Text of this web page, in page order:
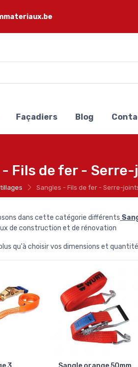
Façadiers Blog
- Fils de fer -
Sangles - Fils de fer - Serre-
dans cette catégorie différents
de construction et de rénovation
plus qu'à choisir vos dimensions et